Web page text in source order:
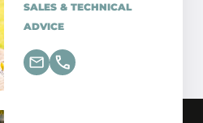
SALES & TECHNICAL
ADVICE